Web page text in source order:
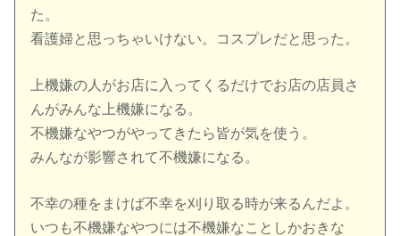
た。
看護婦と思っちゃいけない。コスプレだと思った。
上機嫌の人がお店に入ってくるだけでお店の店員さ
んがみんな上機嫌になる。
不機嫌なやつがやってきたら皆が気を使う。
みんなが影響されて不機嫌になる。
不幸の種をまけば不幸を刈り取る時が来るんだよ。
いつも不機嫌なやつには不機嫌なことしかおきな